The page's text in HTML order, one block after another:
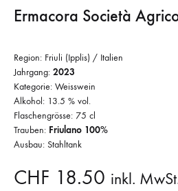
Ermacora Società
Region: Friuli (Ipplis) / Italien
Jahrgang: 2023
Kategorie: Weisswein
Alkohol: 13.5 % vol.
Flaschengrösse: 75 cl
Trauben: Friulano 100%
Ausbau: Stahltank
CHF 18.50 inkl.